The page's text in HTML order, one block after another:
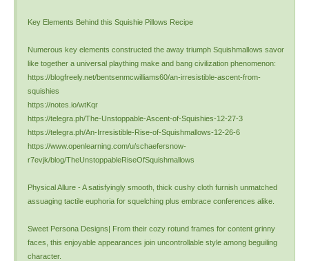
Key Elements Behind this Squishie Pillows Recipe
Numerous key elements constructed the away triumph Squishmallows savor
like together a universal plaything make and bang civilization phenomenon:
https://blogfreely.net/bentsenmcwilliams60/an-irresistible-ascent-from-
squishies
https://notes.io/wtKqr
https://telegra.ph/The-Unstoppable-Ascent-of-Squishies-12-27-3
https://telegra.ph/An-Irresistible-Rise-of-Squishmallows-12-26-6
https://www.openlearning.com/u/schaefersnow-
r7evjk/blog/TheUnstoppableRiseOfSquishmallows
Physical Allure - A satisfyingly smooth, thick cushy cloth furnish unmatched
assuaging tactile euphoria for squelching plus embrace conferences alike.
Sweet Persona Designs| From their cozy rotund frames for content grinny
faces, this enjoyable appearances join uncontrollable style among beguiling
character.